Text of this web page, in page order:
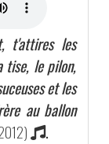
t'attires les
tise, le pilon,
et les
au ballon
.